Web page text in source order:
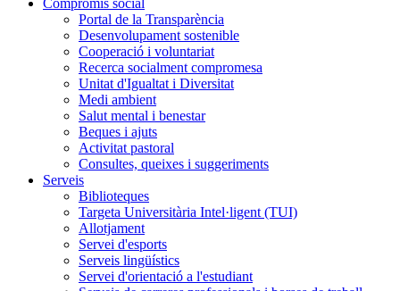
Portal de la Transparència
Desenvolupament sostenible
Cooperació i voluntariat
Recerca socialment compromesa
Unitat d'Igualtat i Diversitat
Medi ambient
Salut mental i benestar
Beques i ajuts
Activitat pastoral
Consultes, queixes i suggeriments
Serveis
Biblioteques
Targeta Universitària Intel·ligent (TUI)
Allotjament
Servei d'esports
Serveis lingüístics
Servei d'orientació a l'estudiant